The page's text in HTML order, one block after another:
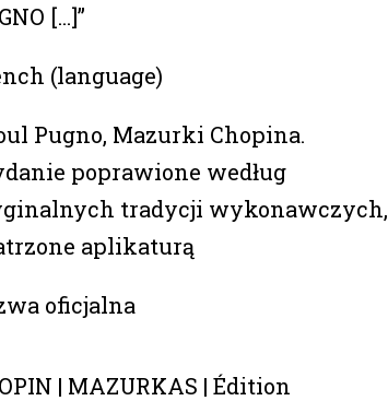
[...]”
(language)
Pugno, Mazurki Chopina.
poprawione według
tradycji wykonawczych,
aplikaturą
oficjalna
| MAZURKAS | Édition